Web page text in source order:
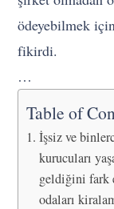
ödeyebilmek
fikirdi.
…
Table of
İşsiz ve
kurucuları
geldiğini fark
odaları